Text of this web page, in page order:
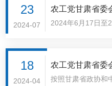
理专项民主监督调
23
2024-07
农工党甘肃省委
和荒漠化防治治
2024年6月17日至
组赴酒泉市开展河
项民主监督..
18
2024-04
农工党甘肃省委
尘暴和荒漠化防
按照甘肃省政协和